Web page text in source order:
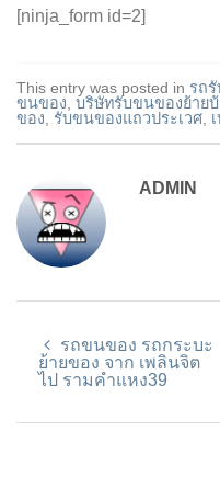
[ninja_form id=2]
This entry was posted in รถ
ขนของ บริษัทรับขนของย้าย
ของ
รับขนของแถวประเวศ
ADMIN
รถขนของ รถกระบะ
ย้ายของ จาก เพลินจิต
ไป รามคำแหง39